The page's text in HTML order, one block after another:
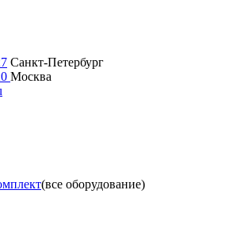
Санкт-Петербург
Москва
(все оборудование)